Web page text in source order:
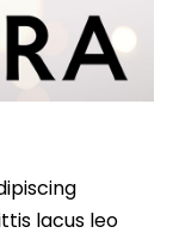
lacus leo